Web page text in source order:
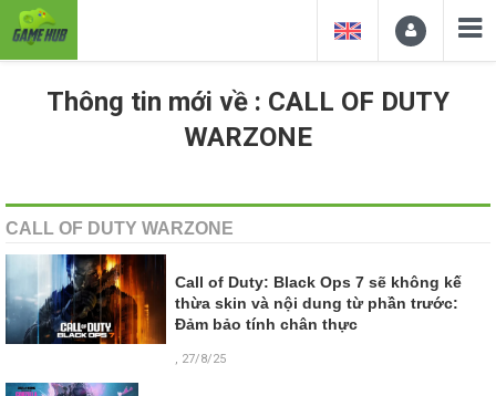
Thông tin mới về : CALL OF DUTY
WARZONE
CALL OF DUTY WARZONE
Call of Duty: Black Ops 7 sẽ không kế
thừa skin và nội dung từ phần trước:
Đảm bảo tính chân thực
, 27/8/25